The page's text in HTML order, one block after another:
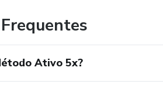
Ativo 5x?